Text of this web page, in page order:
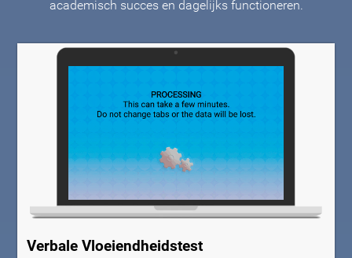
academisch succes en dagelijks functioneren.
Verbale Vloeiendheidstest